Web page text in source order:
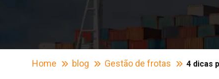
Home blog Gestão de frotas 4 dicas